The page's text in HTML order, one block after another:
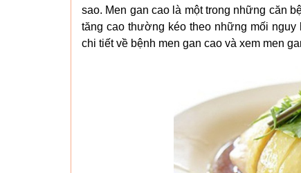
sao. Men gan cao là một trong những căn
tăng cao thường kéo theo những mối
chi tiết về bệnh men gan cao và xem men